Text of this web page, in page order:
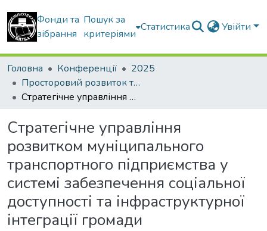
Фонди та
зібрання
Пошук за
критеріями
Статистика Увійти
Головна Конференції
2025
Просторовий розвиток територій: Традиції та інновації
Стратегічне управління розвитком муніципального транспортного підприємства у системі забезпечення соціальної доступності та інфраструктурної інтеграції громади
Стратегічне управління
розвитком муніципального
транспортного підприємства у
системі забезпечення соціальної
доступності та інфраструктурної
інтеграції громади